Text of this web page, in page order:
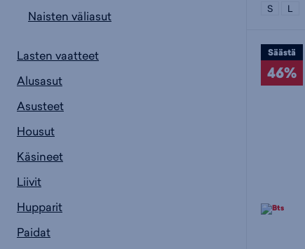
Naisten väliasut
Lasten vaatteet
Alusasut
Asusteet
Housut
Käsineet
Liivit
Hupparit
Paidat
S L
Säästä
46%